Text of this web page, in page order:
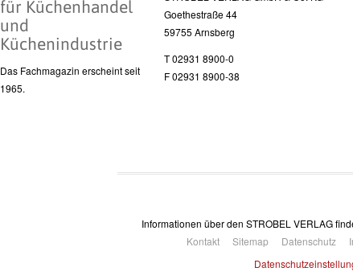
für Küchenhandel
und
Küchenindustrie
Das Fachmagazin erscheint seit
1965.
Goethestraße 44
59755 Arnsberg
T 02931 8900-0
F 02931 8900-38
Informationen über den STROBEL VERLAG
Kontakt
Sitemap Datenschutz